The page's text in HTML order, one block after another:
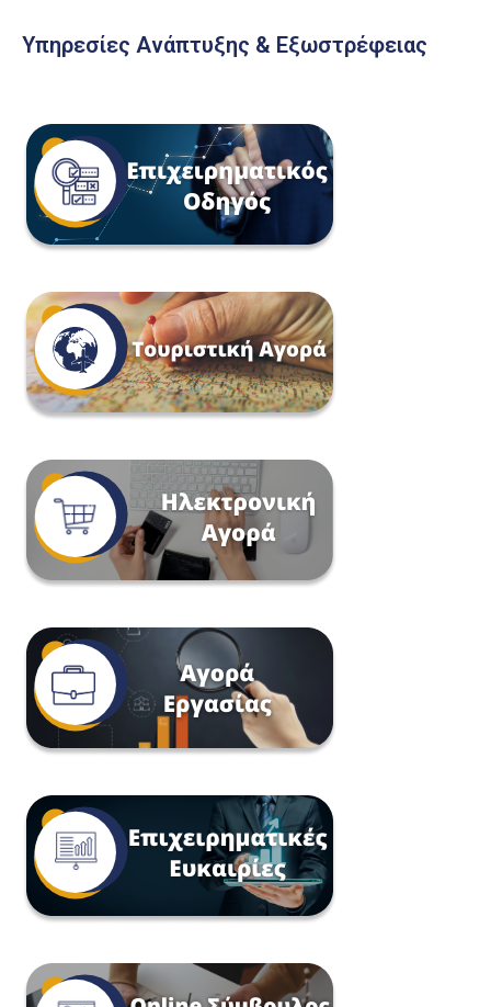
Υπηρεσίες Ανάπτυξης & Εξωστρέφειας